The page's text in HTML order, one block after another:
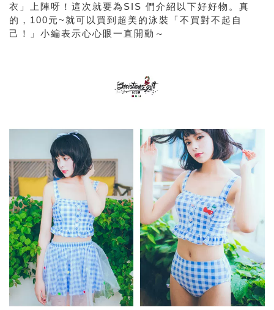
衣」上陣呀！這次就要為SIS 們介紹以下好好物。真
的，100元~就可以買到超美的泳裝「不買對不起自
己！」小編表示心心眼一直開動～